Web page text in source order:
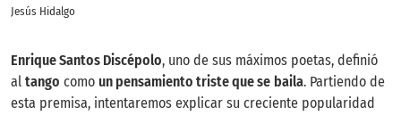
Jesús Hidalgo
Enrique Santos Discépolo, uno de sus máximos poetas, definió
al tango como un pensamiento triste que se baila. Partiendo de
esta premisa, intentaremos explicar su creciente popularidad